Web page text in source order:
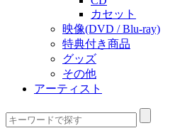
カセット
映像(DVD / Blu-ray)
特典付き商品
グッズ
その他
アーティスト